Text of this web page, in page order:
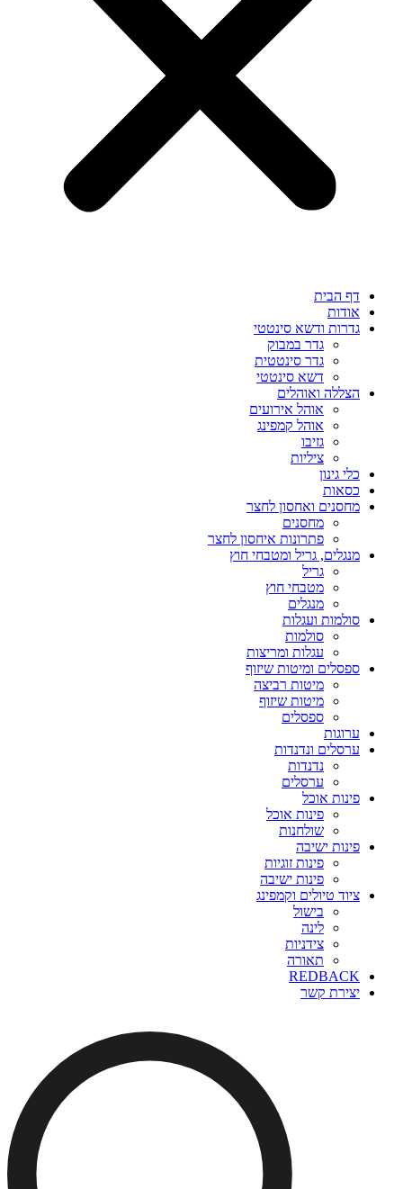
דף הבית
אודות
גדרות ודשא סינטטי
גדר במבוק
גדר סינטטית
דשא סינטטי
הצללה ואוהלים
אוהל אירועים
אוהל קמפינג
גזיבו
ציליות
כלי גינון
כסאות
מחסנים ואחסון לחצר
מחסנים
פתרונות איחסון לחצר
מנגלים, גריל ומטבחי חוץ
גריל
מטבחי חוץ
מנגלים
סולמות ועגלות
סולמות
עגלות ומריצות
ספסלים ומיטות שיזוף
מיטות רביצה
מיטות שיזוף
ספסלים
ערוגות
ערסלים ונדנדות
נדנדות
ערסלים
פינות אוכל
פינות אוכל
שולחנות
פינות ישיבה
פינות זוגיות
פינות ישיבה
ציוד טיולים וקמפינג
בישול
לינה
צידניות
תאורה
REDBACK
יצירת קשר